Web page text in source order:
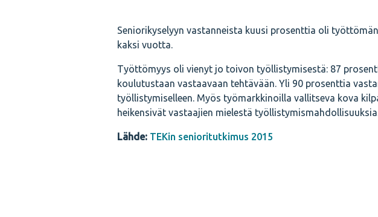
Seniorikyselyyn vastanneista kuusi prosenttia oli
kaksi vuotta.
Työttömyys oli vienyt jo toivon työllistymisestä: 87
koulutustaan vastaavaan tehtävään. Yli 90 prosenttia
työllistymiselleen. Myös työmarkkinoilla vallitseva kova
heikensivät vastaajien mielestä
Lähde: TEKin senioritutkimus 2015